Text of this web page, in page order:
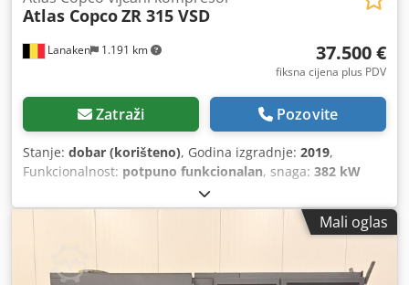
Lanaken 1.191 km
Atlas CopcoZR 315 VSD
37.500 €
fiksna cijena plus PDV
Zatraži Pozovite
Stanje: dobar (korišteno), Godina izgradnje: 2019,
Funkcionalnost: potpuno funkcionalan, snaga: 382 kW
Mali oglas